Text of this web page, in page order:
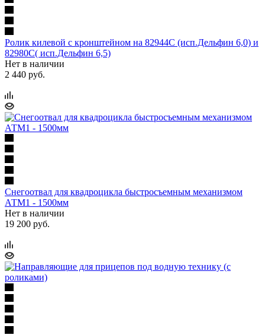
Ролик килевой с кронштейном на 82944С (исп.Дельфин 6,0) и
82980С( исп.Дельфин 6,5)
Нет в наличии
2 440 руб.
Снегоотвал для квадроцикла быстросъемным механизмом
АТМ1 - 1500мм
Нет в наличии
19 200 руб.